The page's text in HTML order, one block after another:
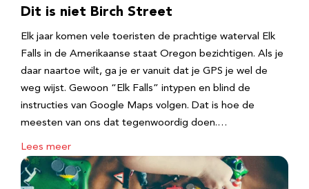
Dit is niet Birch Street
Elk jaar komen vele toeristen de prachtige waterval Elk
Falls in de Amerikaanse staat Oregon bezichtigen. Als je
daar naartoe wilt, ga je er vanuit dat je GPS je wel de
weg wijst. Gewoon “Elk Falls” intypen en blind de
instructies van Google Maps volgen. Dat is hoe de
meesten van ons dat tegenwoordig doen.…
Lees meer